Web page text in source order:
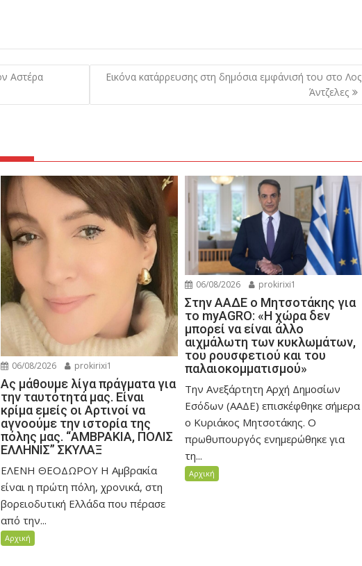
Αστέρα
Εικόνα κατάρρευσης στη δημόσια εμφάνισή του στο Λος
Άντζελες
06/08/2026 prokirixi1
Ας μάθουμε λίγα πράγματα για
την ταυτότητά μας. Είναι
κρίμα εμείς οι Αρτινοί να
αγνοούμε την ιστορία της
πόλης μας. “ΑΜΒΡΑΚΙΑ, ΠΟΛΙΣ
ΕΛΛΗΝΙΣ” ΣΚΥΛΑΞ
ΕΛΕΝΗ ΘΕΟΔΩΡΟΥ Η Αμβρακία
είναι η πρώτη πόλη, χρονικά, στη
βορειοδυτική Ελλάδα που πέρασε
από την...
Αρχική
06/08/2026 prokirixi1
Στην ΑΑΔΕ ο Μητσοτάκης για
το myAGRO: «Η χώρα δεν
μπορεί να είναι άλλο
αιχμάλωτη των κυκλωμάτων,
του ρουσφετιού και του
παλαιοκομματισμού»
Την Ανεξάρτητη Αρχή Δημοσίων
Εσόδων (ΑΑΔΕ) επισκέφθηκε σήμερα
ο Κυριάκος Μητσοτάκης. Ο
πρωθυπουργός ενημερώθηκε για
τη...
Αρχική